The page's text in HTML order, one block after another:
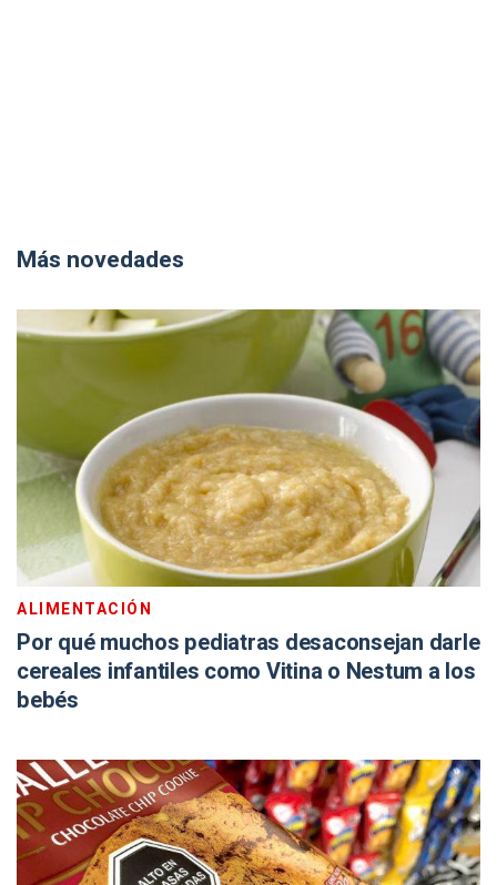
Más novedades
ALIMENTACIÓN
Por qué muchos pediatras desaconsejan darle
cereales infantiles como Vitina o Nestum a los
bebés